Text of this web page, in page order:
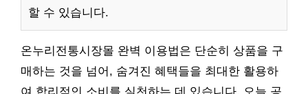
할 수 있습니다.
온누리전통시장몰 완벽 이용법은 단순히 상품을 구
매하는 것을 넘어, 숨겨진 혜택들을 최대한 활용하